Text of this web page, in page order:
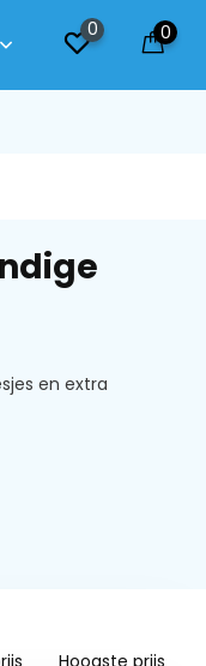
0 0
en extra
Hoogste prijs